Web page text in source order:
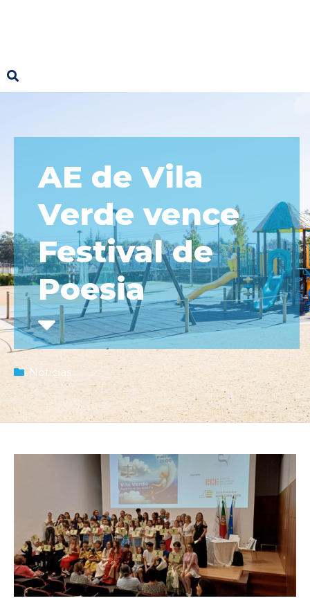
AE de Vila
Verde vence
Festival de
Poesia
Notícias